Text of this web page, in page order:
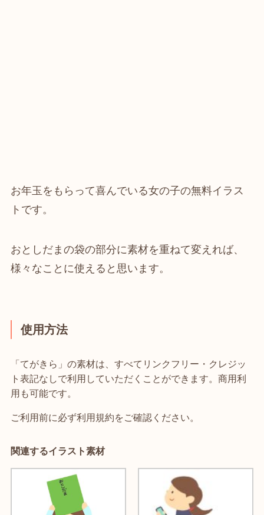
お年玉をもらって喜んでいる女の子の無料イラス
トです。
おとしだまの袋の部分に素材を重ねて変えれば、
様々なことに使えると思います。
使用方法
「てがきら」の素材は、すべてリンクフリー・クレジッ
ト表記なしで利用していただくことができます。商用利
用も可能です。
ご利用前に必ず利用規約をご確認ください。
関連するイラスト素材